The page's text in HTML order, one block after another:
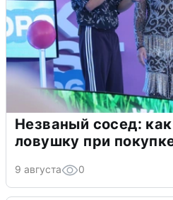
Незваный сосед:
ловушку при
9 августа 0